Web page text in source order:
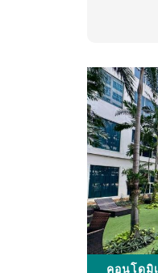
คอนโดมิ